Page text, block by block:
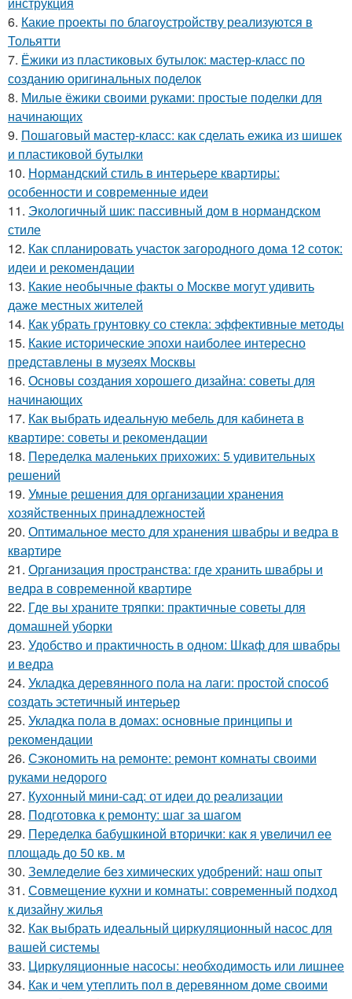
6. Какие проекты по благоустройству реализуются в
Тольятти
7. Ёжики из пластиковых бутылок: мастер-класс по
созданию оригинальных поделок
8. Милые ёжики своими руками: простые поделки для
начинающих
9. Пошаговый мастер-класс: как сделать ежика из шишек
и пластиковой бутылки
10. Нормандский стиль в интерьере квартиры:
особенности и современные идеи
11. Экологичный шик: пассивный дом в нормандском
стиле
12. Как спланировать участок загородного дома 12 соток:
идеи и рекомендации
13. Какие необычные факты о Москве могут удивить
даже местных жителей
14. Как убрать грунтовку со стекла: эффективные методы
15. Какие исторические эпохи наиболее интересно
представлены в музеях Москвы
16. Основы создания хорошего дизайна: советы для
начинающих
17. Как выбрать идеальную мебель для кабинета в
квартире: советы и рекомендации
18. Переделка маленьких прихожих: 5 удивительных
решений
19. Умные решения для организации хранения
хозяйственных принадлежностей
20. Оптимальное место для хранения швабры и ведра в
квартире
21. Организация пространства: где хранить швабры и
ведра в современной квартире
22. Где вы храните тряпки: практичные советы для
домашней уборки
23. Удобство и практичность в одном: Шкаф для швабры
и ведра
24. Укладка деревянного пола на лаги: простой способ
создать эстетичный интерьер
25. Укладка пола в домах: основные принципы и
рекомендации
26. Сэкономить на ремонте: ремонт комнаты своими
руками недорого
27. Кухонный мини-сад: от идеи до реализации
28. Подготовка к ремонту: шаг за шагом
29. Переделка бабушкиной вторички: как я увеличил ее
площадь до 50 кв. м
30. Земледелие без химических удобрений: наш опыт
31. Совмещение кухни и комнаты: современный подход
к дизайну жилья
32. Как выбрать идеальный циркуляционный насос для
вашей системы
33. Циркуляционные насосы: необходимость или лишнее
34. Как и чем утеплить пол в деревянном доме своими